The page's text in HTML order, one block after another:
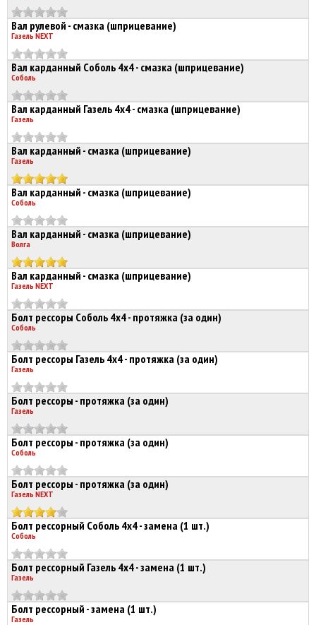
Вал рулевой - смазка (шприцевание)
Газель NEXT
Вал карданный Соболь 4х4 - смазка (шприцевание)
Соболь
Вал карданный Газель 4х4 - смазка (шприцевание)
Газель
Вал карданный - смазка (шприцевание)
Газель
Вал карданный - смазка (шприцевание)
Соболь
Вал карданный - смазка (шприцевание)
Волга
Вал карданный - смазка (шприцевание)
Газель NEXT
Болт рессоры Соболь 4х4 - протяжка (за один)
Соболь
Болт рессоры Газель 4х4 - протяжка (за один)
Газель
Болт рессоры - протяжка (за один)
Газель
Болт рессоры - протяжка (за один)
Соболь
Болт рессоры - протяжка (за один)
Газель NEXT
Болт рессорный Соболь 4х4 - замена (1 шт.)
Соболь
Болт рессорный Газель 4х4 - замена (1 шт.)
Газель
Болт рессорный - замена (1 шт.)
Газель